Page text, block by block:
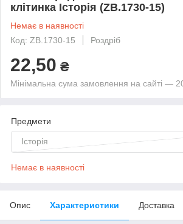
клітинка Історія (ZB.1730-15)
Немає в наявності
Код: ZB.1730-15
Роздріб
22,50 ₴
Мінімальна сума замовлення на сайті —
Предмети
Історія
Немає в наявності
Опис Характеристики Доставка